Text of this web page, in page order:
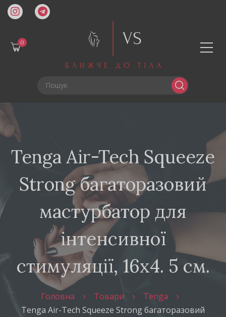
0
Tenga Air-Tech Squeeze
Strong багаторазовий
мастурбатор для
інтенсивної
стимуляції, 16х4. 5 см.
Головна Товари
Tenga
Tenga Air-Tech Squeeze Strong багаторазовий